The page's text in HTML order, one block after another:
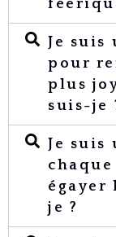
Je suis
pour
plus
suis-je
Je suis
égayer
je ?